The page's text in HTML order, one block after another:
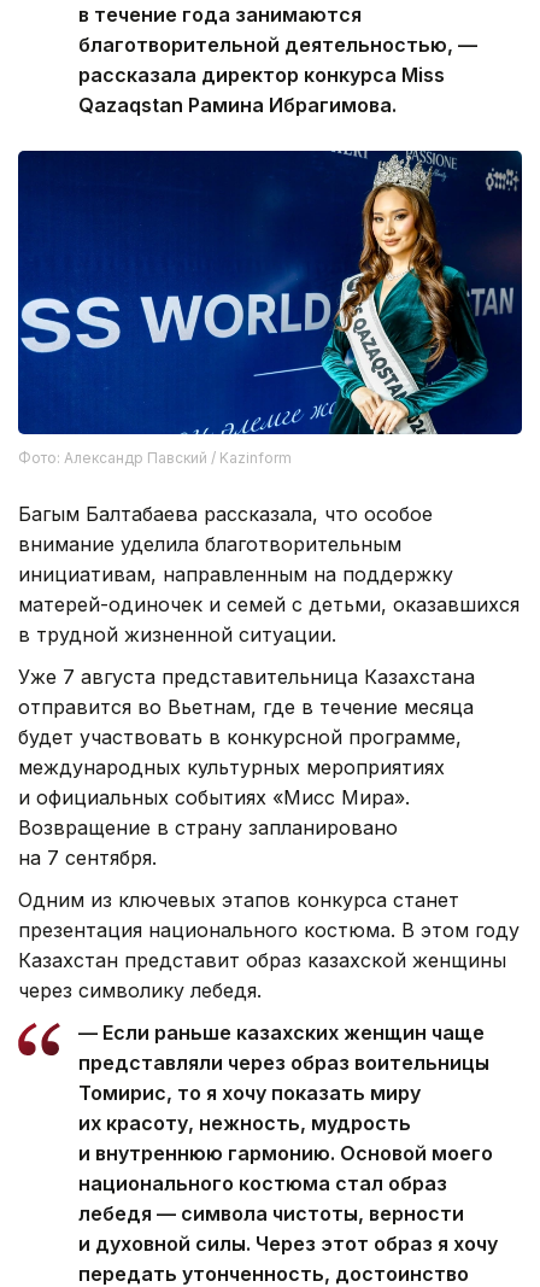
в течение года занимаются
благотворительной деятельностью, —
рассказала директор конкурса Miss
Qazaqstan Рамина Ибрагимова.
Фото: Александр Павский / Kazinform
Багым Балтабаева рассказала, что особое
внимание уделила благотворительным
инициативам, направленным на поддержку
матерей-одиночек и семей с детьми, оказавшихся
в трудной жизненной ситуации.
Уже 7 августа представительница Казахстана
отправится во Вьетнам, где в течение месяца
будет участвовать в конкурсной программе,
международных культурных мероприятиях
и официальных событиях «Мисс Мира».
Возвращение в страну запланировано
на 7 сентября.
Одним из ключевых этапов конкурса станет
презентация национального костюма. В этом году
Казахстан представит образ казахской женщины
через символику лебедя.
— Если раньше казахских женщин чаще
представляли через образ воительницы
Томирис, то я хочу показать миру
их красоту, нежность, мудрость
и внутреннюю гармонию. Основой моего
национального костюма стал образ
лебедя — символа чистоты, верности
и духовной силы. Через этот образ я хочу
передать утонченность, достоинство